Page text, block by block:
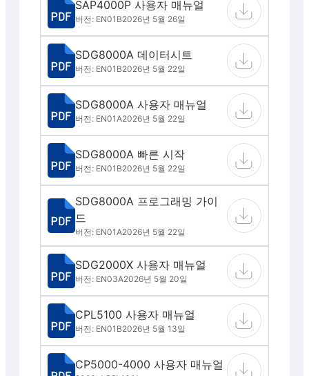
SAP4000P 사용자 매뉴얼
버전: EN01B2026년 5월 26일
SDG8000A 데이터시트
버전: EN01B2026년 5월 22일
SDG8000A 사용자 매뉴얼
버전: EN01A2026년 5월 22일
SDG8000A 빠른 시작
버전: EN01B2026년 5월 22일
SDG8000A 프로그래밍 가이
드
버전: EN01A2026년 5월 22일
SDG2000X 사용자 매뉴얼
버전: EN03A2026년 5월 20일
CPL5100 사용자 매뉴얼
버전: EN01B2026년 5월 13일
CP5000-4000 사용자 매뉴얼